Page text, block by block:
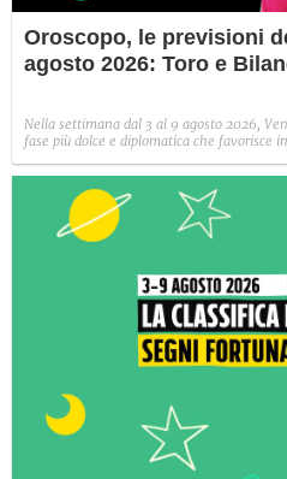
Oroscopo, le previsioni
agosto 2026: Toro e
Nella settimana dal 3 al 9 agosto 2026,
fase più dolce e diplomatica che favorisce